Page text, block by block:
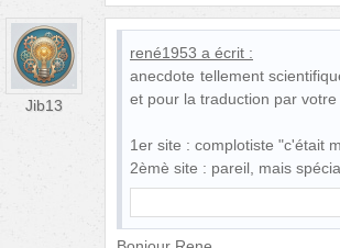
Jib13
rené1953 a écrit :
anecdote tellement
et pour la traduction par
1er site : complotiste "c'était
2èmè site : pareil, mais